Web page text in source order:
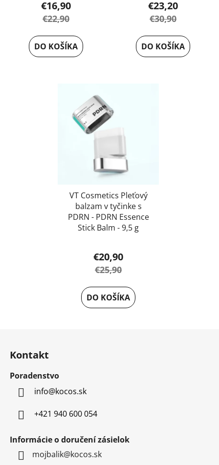
€16,90
€22,90
DO KOŠÍKA
hodnotenie
produktu
je
5,0
€23,20
€30,90
DO KOŠÍKA
VT Cosmetics Pleťový
balzam v tyčinke s
PDRN - PDRN Essence
Stick Balm - 9,5 g
hodnotenie
produktu
je
5,0
€20,90
€25,90
DO KOŠÍKA
Kontakt
Poradenstvo
info@kocos.sk
+421 940 600 054
Informácie o doručení zásielok
mojbalik@kocos.sk